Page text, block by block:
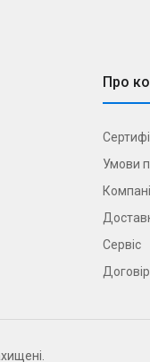
Про
Умови
Сервіс